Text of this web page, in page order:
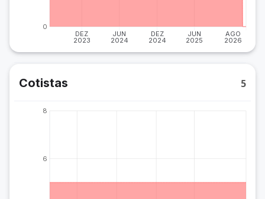
DEZ
2023
JUN
2024
DEZ
2024
JUN
2025
AGO
2026
0
Cotistas 5
6
8